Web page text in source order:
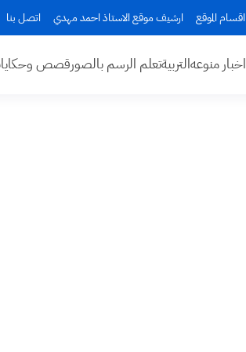
اقسام الموقع ارشيف موقع الاستاذ احمد مهدي اتصل بنا
اخبار منوعهالتربيةتعلم الرسم بالصورقصص